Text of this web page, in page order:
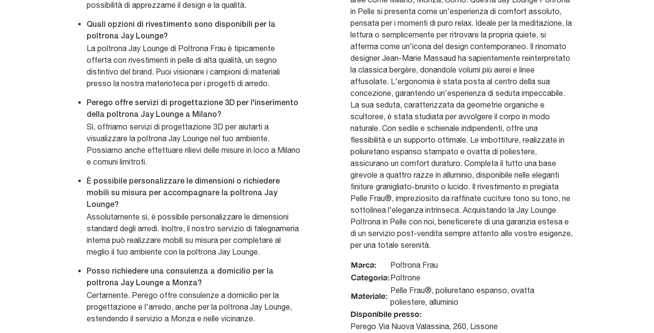
possibilità di apprezzarne il design e la qualità.
Quali opzioni di rivestimento sono disponibili per la
poltrona Jay Lounge?
La poltrona Jay Lounge di Poltrona Frau è tipicamente
offerta con rivestimenti in pelle di alta qualità, un segno
distintivo del brand. Puoi visionare i campioni di materiali
presso la nostra materioteca per i progetti di arredo.
Perego offre servizi di progettazione 3D per l'inserimento
della poltrona Jay Lounge a Milano?
Sì, offriamo servizi di progettazione 3D per aiutarti a
visualizzare la poltrona Jay Lounge nel tuo ambiente.
Possiamo anche effettuare rilievi delle misure in loco a Milano
e comuni limitrofi.
È possibile personalizzare le dimensioni o richiedere
mobili su misura per accompagnare la poltrona Jay
Lounge?
Assolutamente sì, è possibile personalizzare le dimensioni
standard degli arredi. Inoltre, il nostro servizio di falegnameria
interna può realizzare mobili su misura per completare al
meglio il tuo ambiente con la poltrona Jay Lounge.
Posso richiedere una consulenza a domicilio per la
poltrona Jay Lounge a Monza?
Certamente. Perego offre consulenze a domicilio per la
progettazione e l'arredo, anche per la poltrona Jay Lounge,
estendendo il servizio a Monza e nelle vicinanze.
in Pelle si presenta come un'esperienza di comfort assoluto,
pensata per i momenti di puro relax. Ideale per la meditazione, la
lettura o semplicemente per ritrovare la propria quiete, si
afferma come un'icona del design contemporaneo. Il rinomato
designer Jean-Marie Massaud ha sapientemente reinterpretato
la classica bergère, donandole volumi più aerei e linee
affusolate. L'ergonomia è stata posta al centro della sua
concezione, garantendo un'esperienza di seduta impeccabile.
La sua seduta, caratterizzata da geometrie organiche e
scultoree, è stata studiata per avvolgere il corpo in modo
naturale. Con sedile e schienale indipendenti, offre una
flessibilità e un supporto ottimale. Le imbottiture, realizzate in
poliuretano espanso stampato e ovatta di poliestere,
assicurano un comfort duraturo. Completa il tutto una base
girevole a quattro razze in alluminio, disponibile nelle eleganti
finiture granigliato-brunito o lucido. Il rivestimento in pregiata
Pelle Frau®, impreziosito da raffinate cuciture tono su tono, ne
sottolinea l'eleganza intrinseca. Acquistando la Jay Lounge
Poltrona in Pelle con noi, beneficerete di una garanzia estesa e
di un servizio post-vendita sempre attento alle vostre esigenze,
per una totale serenità.
Marca: Poltrona Frau
Categoria:Poltrone
Materiale:
Pelle Frau®, poliuretano espanso, ovatta
poliestere, alluminio
Disponibile presso:
Perego Via Nuova Valassina, 260, Lissone